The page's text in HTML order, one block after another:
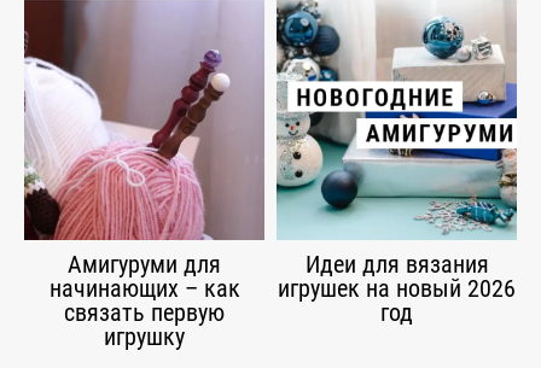
Амигуруми для
начинающих – как
связать первую
игрушку
Идеи для вязания
игрушек на новый 2026
год